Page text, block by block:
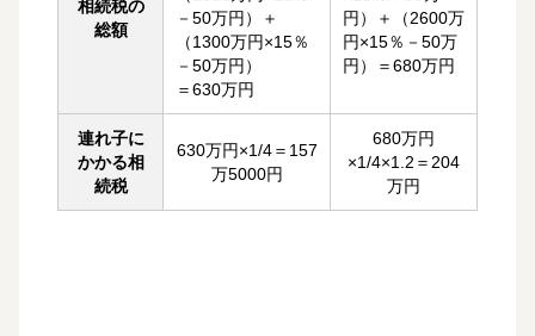
相続税の
総額
－50万円）＋
（1300万円×15％
－50万円）
＝630万円
円）＋（2600万
円×15％－50万
円）
＝680万円
連れ子に
かかる相
続税
630万円×1/4＝157
万5000円
680万円
×1/4×1.2＝204
万円